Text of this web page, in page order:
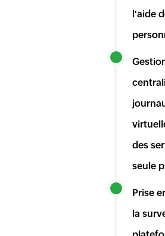
l'aide
des
seule
Prise
la